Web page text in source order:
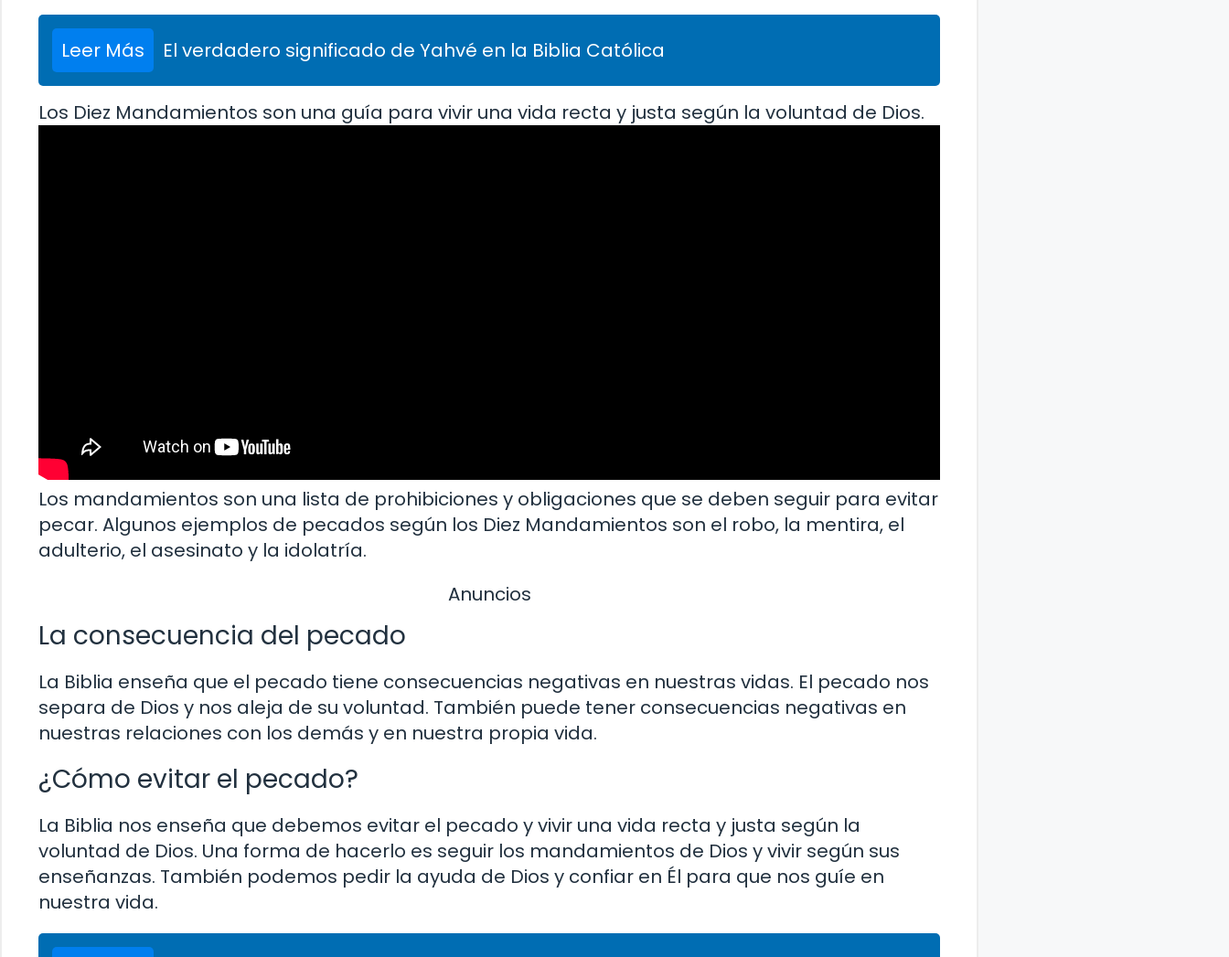
Leer Más El verdadero significado de Yahvé en la Biblia Católica
Los Diez Mandamientos son una guía para vivir una vida recta y justa según la voluntad de Dios.
Los mandamientos son una lista de prohibiciones y obligaciones que se deben seguir para evitar
pecar. Algunos ejemplos de pecados según los Diez Mandamientos son el robo, la mentira, el
adulterio, el asesinato y la idolatría.
Anuncios
La consecuencia del pecado
La Biblia enseña que el pecado tiene consecuencias negativas en nuestras vidas. El pecado nos
separa de Dios y nos aleja de su voluntad. También puede tener consecuencias negativas en
nuestras relaciones con los demás y en nuestra propia vida.
¿Cómo evitar el pecado?
La Biblia nos enseña que debemos evitar el pecado y vivir una vida recta y justa según la
voluntad de Dios. Una forma de hacerlo es seguir los mandamientos de Dios y vivir según sus
enseñanzas. También podemos pedir la ayuda de Dios y confiar en Él para que nos guíe en
nuestra vida.